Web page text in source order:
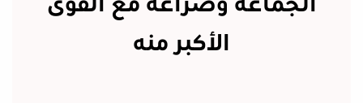
الجماعة وصراعه مع القوى
الأكبر منه